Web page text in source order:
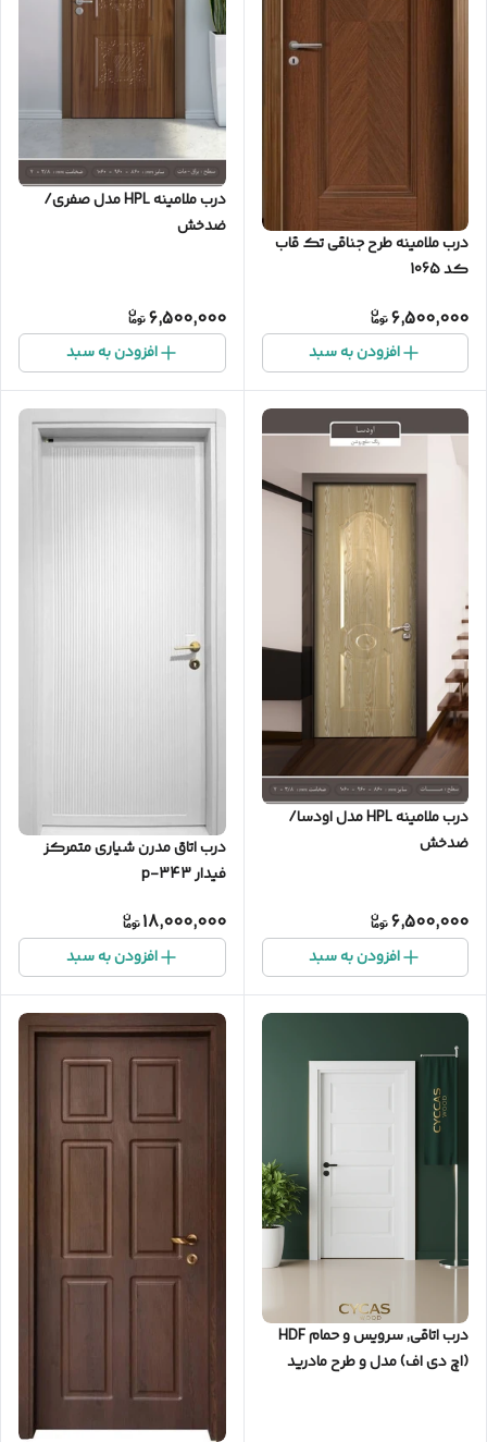
درب ملامینه طرح جناقی تک قاب
کد 1065
6,500,000
افزودن به سبد
درب ملامینه HPL مدل صفری/
ضدخش
6,500,000
افزودن به سبد
درب ملامینه HPL مدل اودسا/
ضدخش
6,500,000
افزودن به سبد
درب اتاق مدرن شیاری متمرکز
فیدار p-343
18,000,000
افزودن به سبد
درب اتاقی, سرویس و حمام HDF
(اچ‌ دی‌ اف) مدل و طرح مادرید